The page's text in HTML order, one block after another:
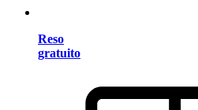
Reso
gratuito